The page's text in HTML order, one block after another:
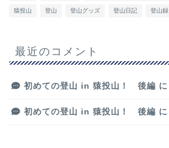
猿投山 登山 登山グッズ 登山日記 登山録
最近のコメント
初めての登山 in 猿投山！ 後編 に
初めての登山 in 猿投山！ 後編 に